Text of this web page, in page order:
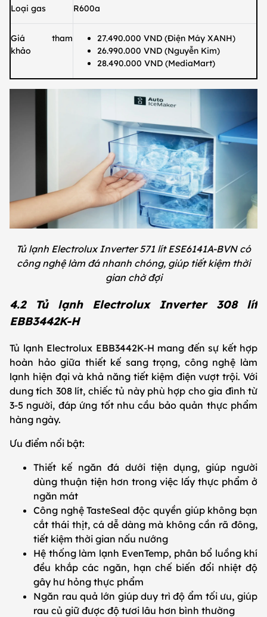
Loại gas R600a
Giá tham
khảo
27.490.000 VND (Điện Máy XANH)
26.990.000 VND (Nguyễn Kim)
28.490.000 VND (MediaMart)
Tủ lạnh Electrolux Inverter 571 lít ESE6141A-BVN có
công nghệ làm đá nhanh chóng, giúp tiết kiệm thời
gian chờ đợi
4.2 Tủ lạnh Electrolux Inverter 308 lít
EBB3442K-H
Tủ lạnh Electrolux EBB3442K-H mang đến sự kết hợp
hoàn hảo giữa thiết kế sang trọng, công nghệ làm
lạnh hiện đại và khả năng tiết kiệm điện vượt trội. Với
dung tích 308 lít, chiếc tủ này phù hợp cho gia đình từ
3-5 người, đáp ứng tốt nhu cầu bảo quản thực phẩm
hàng ngày.
Ưu điểm nổi bật:
Thiết kế ngăn đá dưới tiện dụng, giúp người
dùng thuận tiện hơn trong việc lấy thực phẩm ở
ngăn mát
Công nghệ TasteSeal độc quyền giúp không bạn
cắt thái thịt, cá dễ dàng mà không cần rã đông,
tiết kiệm thời gian nấu nướng
Hệ thống làm lạnh EvenTemp, phân bổ luồng khí
đều khắp các ngăn, hạn chế biến đổi nhiệt độ
gây hư hỏng thực phẩm
Ngăn rau quả lớn giúp duy trì độ ẩm tối ưu, giúp
rau củ giữ được độ tươi lâu hơn bình thường